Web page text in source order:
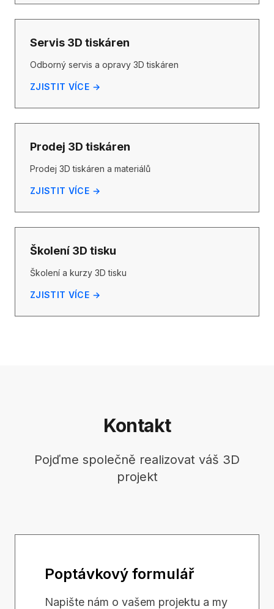
Servis 3D tiskáren
Odborný servis a opravy 3D tiskáren
ZJISTIT VÍCE →
Prodej 3D tiskáren
Prodej 3D tiskáren a materiálů
ZJISTIT VÍCE →
Školení 3D tisku
Školení a kurzy 3D tisku
ZJISTIT VÍCE →
Kontakt
Pojďme společně realizovat váš 3D
projekt
Poptávkový formulář
Napište nám o vašem projektu a my